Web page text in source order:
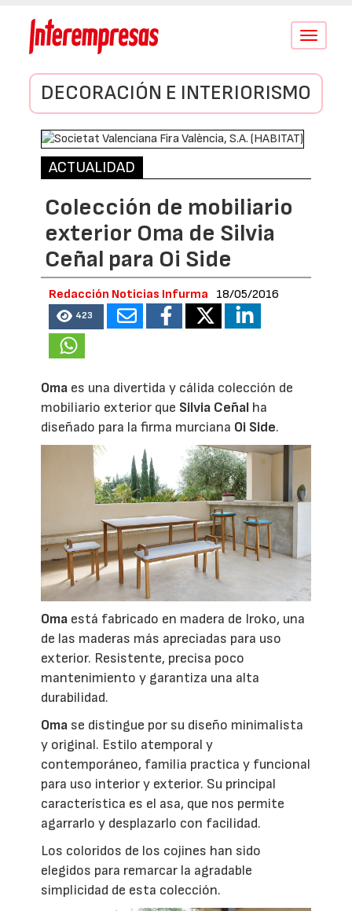
Conmutar
DECORACIÓN E INTERIORISMO
ACTUALIDAD
Colección de mobiliario
exterior Oma de Silvia
Ceñal para Oi Side
Redacción Noticias Infurma 18/05/2016
423
Oma es una divertida y cálida colección de
mobiliario exterior que Silvia Ceñal ha
diseñado para la firma murciana Oi Side.
Oma está fabricado en madera de Iroko, una
de las maderas más apreciadas para uso
exterior. Resistente, precisa poco
mantenimiento y garantiza una alta
durabilidad.
Oma se distingue por su diseño minimalista
y original. Estilo atemporal y
contemporáneo, familia practica y funcional
para uso interior y exterior. Su principal
característica es el asa, que nos permite
agarrarlo y desplazarlo con facilidad.
Los coloridos de los cojines han sido
elegidos para remarcar la agradable
simplicidad de esta colección.